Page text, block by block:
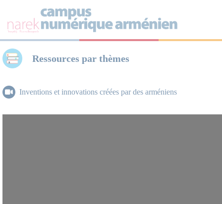
Ressources par thèmes
Inventions et innovations créées par des arméniens